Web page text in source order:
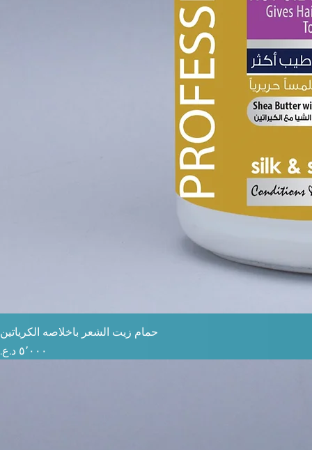
حمام زيت الشعر باخلاصه الكرياتين
السعر